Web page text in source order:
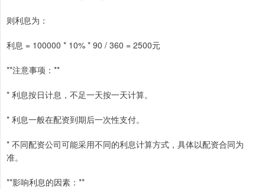
则利息为：
利息 = 100000 * 10% * 90 / 360 = 2500元
**注意事项：**
* 利息按日计息，不足一天按一天计算。
* 利息一般在配资到期后一次性支付。
* 不同配资公司可能采用不同的利息计算方式，具体以配资合同为
准。
**影响利息的因素：**